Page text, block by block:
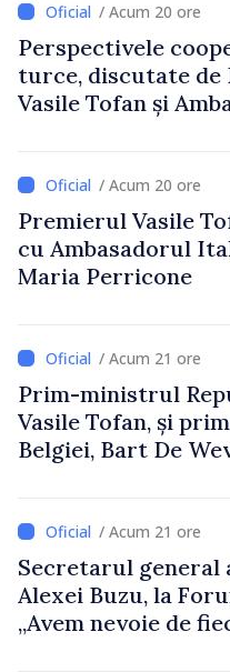
/ Acum 20 ore
Perspectivele
turce, discutate
Vasile Tofan și
/ Acum 20 ore
Premierul Vasile
cu Ambasadorul
Maria Perricone
/ Acum 21 ore
Prim-ministrul
Vasile Tofan, și
Belgiei, Bart De
/ Acum 21 ore
Secretarul general
Alexei Buzu, la
„Avem nevoie de